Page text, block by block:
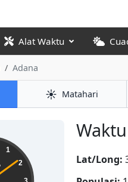
Alat Waktu
Adana
☀️ Matahari
1
2 Lat/Long: